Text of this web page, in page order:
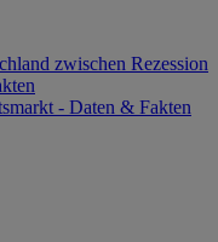
zwischen Rezession
- Daten & Fakten